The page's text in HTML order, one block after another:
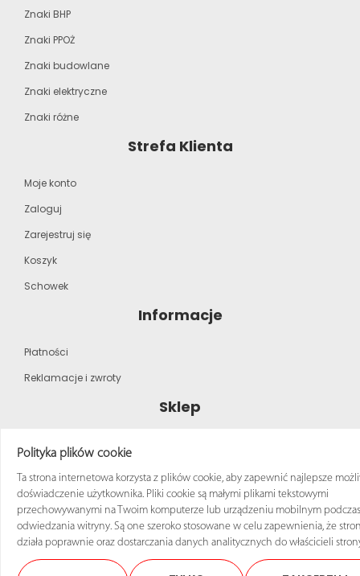
Znaki BHP
Znaki PPOŻ
Znaki budowlane
Znaki elektryczne
Znaki różne
Strefa Klienta
Moje konto
Zaloguj
Zarejestruj się
Koszyk
Schowek
Informacje
Płatności
Reklamacje i zwroty
Sklep
Strona główna
Katalog produktów
Regulamin zakupów
Polityka plików cookie
Ta strona internetowa korzysta z plików cookie, aby zapewnić najlepsze
doświadczenie użytkownika. Pliki cookie są małymi plikami tekstowymi
przechowywanymi na Twoim komputerze lub urządzeniu mobilnym podczas
odwiedzania witryny. Są one szeroko stosowane w celu zapewnienia, że
działa poprawnie oraz dostarczania danych analitycznych do właścicieli